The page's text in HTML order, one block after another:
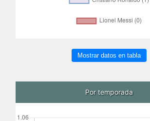
Mostrar datos en tabla
Por temporada